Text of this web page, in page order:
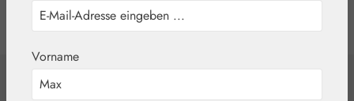
Werkzeugleiste anzeigen
Home
Vorname